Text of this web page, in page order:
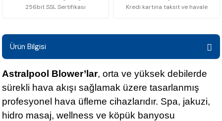
256bit SSL Sertifikası Kredi kartına taksit ve havale
Ürün Bilgisi
Astralpool Blower’lar, orta ve yüksek debilerde
sürekli hava akışı sağlamak üzere tasarlanmış
profesyonel hava üfleme cihazlarıdır. Spa, jakuzi,
hidro masaj, wellness ve köpük banyosu